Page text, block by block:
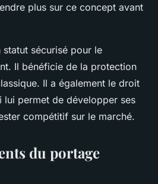
plus sur ce concept avant
sécurisé pour le
Il bénéficie de la protection
Il a également le droit
permet de développer ses
compétitif sur le marché.
du portage